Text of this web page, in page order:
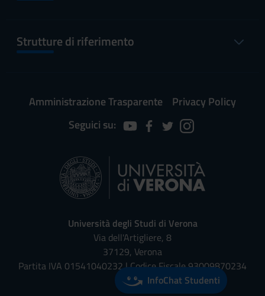
Strutture di riferimento
Amministrazione Trasparente
Privacy Policy
Seguici su:
Università degli Studi di Verona
Via dell'Artigliere, 8
37129, Verona
Partita IVA 01541040232 | Codice Fiscale 93009870234
InfoChat Studenti